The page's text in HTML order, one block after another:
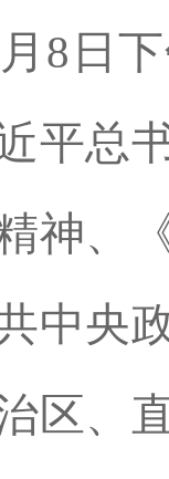
8日
平总
神、
中央
区、